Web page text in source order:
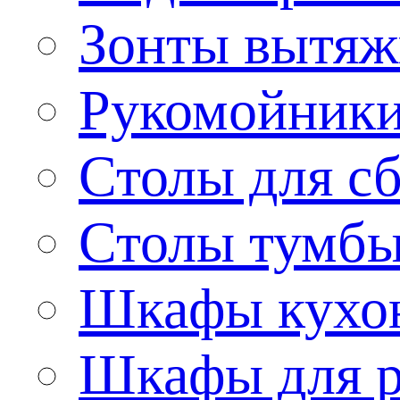
Зонты
Столы для
Столы
Шкафы
Шкафы для